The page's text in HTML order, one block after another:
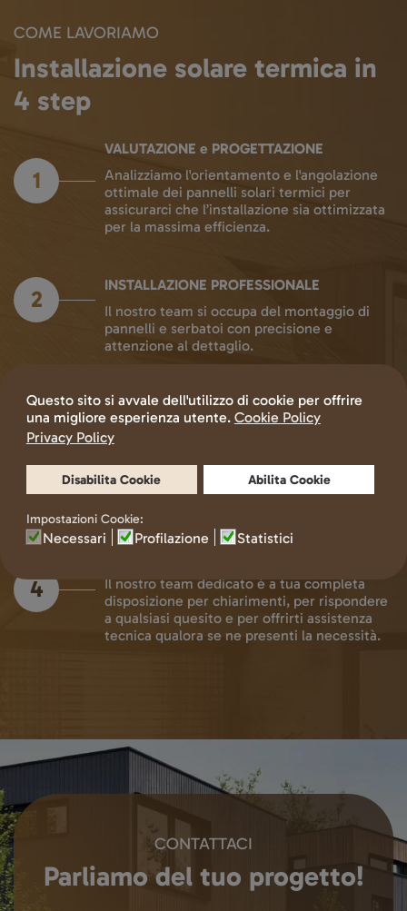
COME LAVORIAMO
Installazione solare termica in
4 step
VALUTAZIONE e PROGETTAZIONE
Analizziamo l'orientamento e l'angolazione
ottimale dei pannelli solari termici per
assicurarci che l’installazione sia ottimizzata
per la massima efficienza.
1
INSTALLAZIONE PROFESSIONALE
Il nostro team si occupa del montaggio di
pannelli e serbatoi con precisione e
attenzione al dettaglio.
2
MONITORAGGIO e
MANUTENZIONE
Dopo l’installazione, offriamo un servizio di
controllo dell'efficienza del sistema ed
effettuiamo interventi di manutenzione
periodici.
3
Il nostro team dedicato è a tua completa
disposizione per chiarimenti, per rispondere
a qualsiasi quesito e per offrirti assistenza
tecnica qualora se ne presenti la necessità.
4
CONTATTACI
Parliamo del tuo progetto!